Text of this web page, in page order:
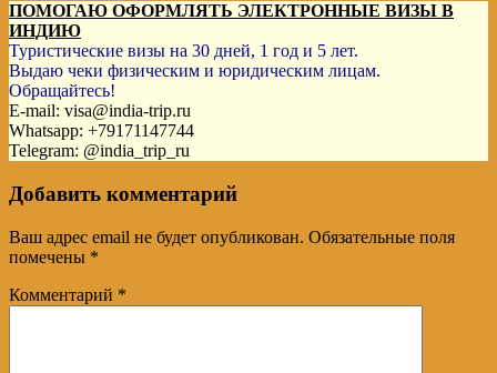
ПОМОГАЮ ОФОРМЛЯТЬ ЭЛЕКТРОННЫЕ ВИЗЫ В
ИНДИЮ
Туристические визы на 30 дней, 1 год и 5 лет.
Выдаю чеки физическим и юридическим лицам.
Обращайтесь!
E-mail: visa@india-trip.ru
Whatsapp: +79171147744
Telegram: @india_trip_ru
Добавить комментарий
Ваш адрес email не будет опубликован. Обязательные поля
помечены *
Комментарий *